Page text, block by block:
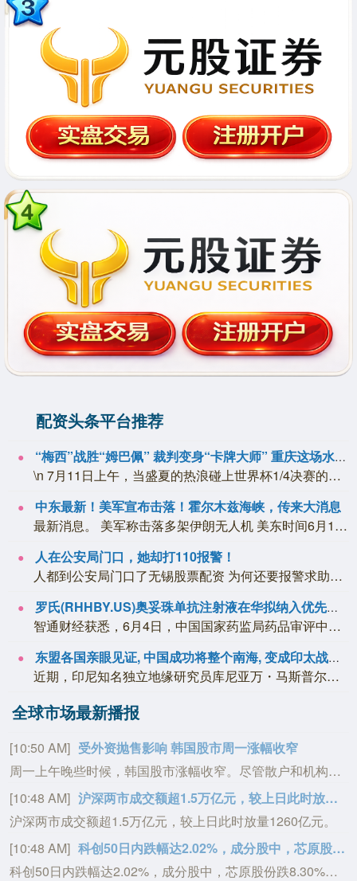
配资头条平台推荐
“梅西”战胜“姆巴佩” 裁判变身“卡牌大师” 重庆这场水上足球局解锁世界杯名场面
\n 7月11日上午，当盛夏的热浪碰上世界杯1/4决赛的巅峰对决，重庆玛雅海滩世...
中东最新！美军宣布击落！霍尔木兹海峡，传来大消息
最新消息。 美军称击落多架伊朗无人机 美东时间6月12日，美国中央司令部在其社交...
人在公安局门口，她却打110报警！
人都到公安局门口了无锡股票配资 为何还要报警求助？ 近日南京秦淮 一外地姑娘接到...
罗氏(RHHBY.US)奥妥珠单抗注射液在华拟纳入优先审评 适用于原发性膜性肾病
智通财经获悉，6月4日，中国国家药监局药品审评中心(CDE)官网公示，罗氏(RH...
东盟各国亲眼见证, 中国成功将整个南海, 变成印太战略的葬身之地
近期，印尼知名独立地缘研究员库尼亚万・马斯普尔，在外媒刊发的一篇文章引爆东南亚舆...
全球市场最新播报
[10:45 AM] 前7个月泉州出口休闲食品21.4亿元
近日，经泉州海关监管，泉州泓一食品有限公司生产的3万枚流心蛋黄酥顺利出口越南，直接进入商超供应海外节庆市场。今年前7个月，泉州海关共监管出口休闲食品21.4亿元，同比增长22.7%，热销五大洲100多个国家和地区。（福建日报）
[10:44 AM]
深证成指跌1.00%，现报14167.521点；上证指数涨0.27%，现报3950.608点；创业板指跌2.08%，现报3489.132点。
[10:44 AM]
创业板指跌2.00%，现报3491.835点；上证指数涨0.29%，现报3951.595点；深证成指跌0.95%，现报14175.524点。
创业板指跌2.00%，现报3491.835点；上证指数涨0.29%，现报3951.595点；深证成指跌0.95%，现报14175.524点。